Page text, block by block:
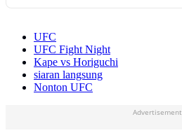
UFC
UFC Fight Night
Kape vs Horiguchi
siaran langsung
Nonton UFC
Advertisement